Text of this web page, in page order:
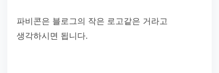
파비콘은 블로그의 작은 로고같은 거라고
생각하시면 됩니다.